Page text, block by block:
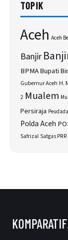
TOPIK
Aceh Aceh
Banjir
BPMABupati
Gubernur Aceh H.
2 Mualem
Persiraja Peudada
Polda Aceh
Safrizal Satgas PRR